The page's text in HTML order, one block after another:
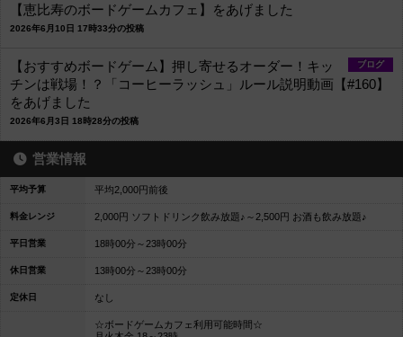
【恵比寿のボードゲームカフェ】をあげました
2026年6月10日 17時33分の投稿
ブログ
【おすすめボードゲーム】押し寄せるオーダー！キッ
チンは戦場！？「コーヒーラッシュ」ルール説明動画【#160】
をあげました
2026年6月3日 18時28分の投稿
営業情報
平均予算 平均2,000円前後
料金レンジ 2,000円 ソフトドリンク飲み放題♪～2,500円 お酒も飲み放題♪
平日営業 18時00分～23時00分
休日営業 13時00分～23時00分
定休日 なし
☆ボードゲームカフェ利用可能時間☆